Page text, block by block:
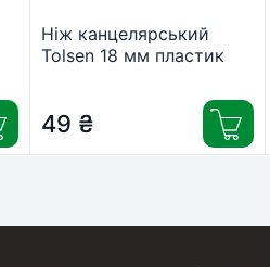
Ніж канцелярський
Tolsen 18 мм пластик
49 ₴